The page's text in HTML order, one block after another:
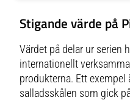
Stigande värde på
Värdet på delar ur serien
internationellt
produkterna. Ett exempel
salladsskålen som gick